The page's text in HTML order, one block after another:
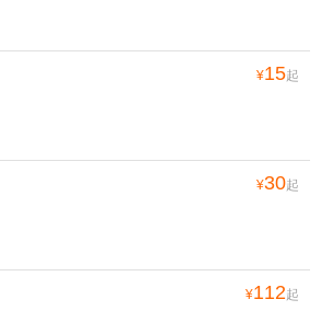
¥15起
¥30起
¥112起